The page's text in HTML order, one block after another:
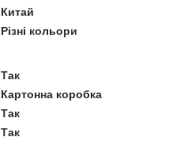
Китай
Різні кольори
Так
Картонна коробка
Так
Так